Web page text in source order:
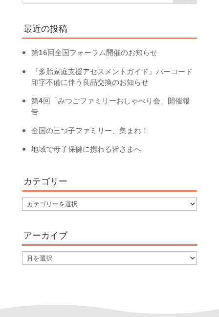
最近の投稿
第16回全国フォーラム開催のお知らせ
『多胎家庭支援アセスメントガイド』バーコード
印字不備に伴う良品交換のお知らせ
第4回「みつごファミリーおしゃべり会」開催報
告
全国の三つ子ファミリー、集まれ！
地域で母子保健に携わる皆さまへ
カテゴリー
カ
テ
リ
ー
アーカイブ
ア
ー